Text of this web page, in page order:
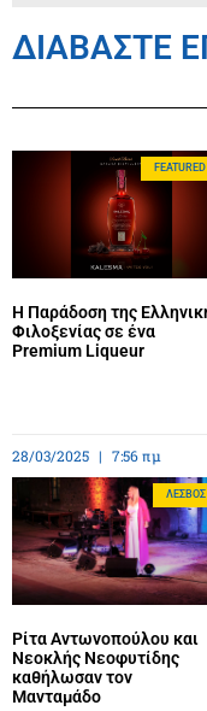
ΔΙΑΒΑΣΤΕ
FEATURED
Η Παράδοση της
Φιλοξενίας σε ένα
Premium Liqueur
28/03/2025 7:56 πμ
ΛΈΣΒΟΣ
Ρίτα Αντωνοπούλου και
Νεοκλής Νεοφυτίδης
καθήλωσαν τον
Μανταμάδο